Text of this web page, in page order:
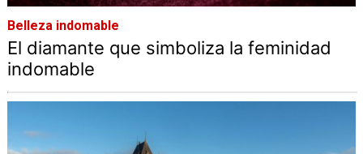
Belleza indomable
El diamante que simboliza la feminidad
indomable